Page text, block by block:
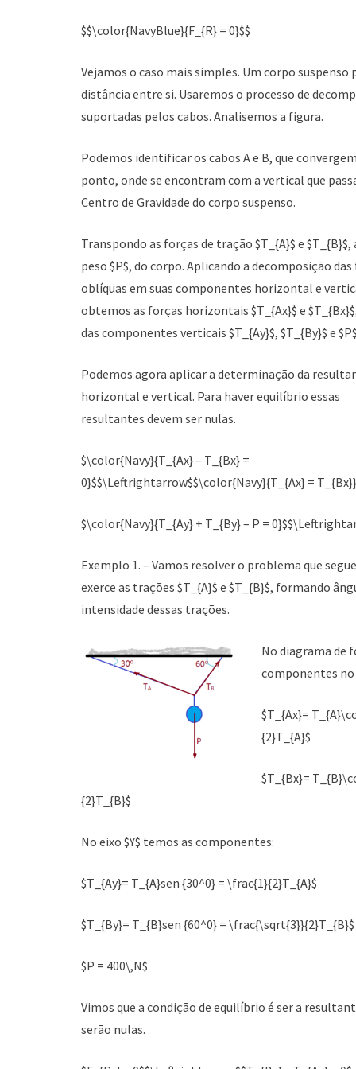
$$\color{NavyBlue}{F_{R} = 0}$$
Vejamos o caso mais simples. Um corpo
distância entre si. Usaremos o processo de
suportadas pelos cabos. Analisemos a figura.
Podemos identificar os cabos A e B, que
ponto, onde se encontram com a vertical que
Centro de Gravidade do corpo suspenso.
Transpondo as forças de tração $T_{A}$ e $T_{B}$,
peso $P$, do corpo. Aplicando a decomposição
oblíquas em suas componentes horizontal e
obtemos as forças horizontais $T_{Ax}$ e
das componentes verticais $T_{Ay}$, $T_{By}$ e
Podemos agora aplicar a determinação da
horizontal e vertical. Para haver equilíbrio essas
resultantes devem ser nulas.
$\color{Navy}{T_{Ax} – T_{Bx} =
0}$$\Leftrightarrow$$\color{Navy}{T_{Ax} =
$\color{Navy}{T_{Ay} + T_{By} – P =
Exemplo 1. – Vamos resolver o problema que
exerce as trações $T_{A}$ e $T_{B}$, formando
intensidade dessas trações.
No diagrama de
componentes no
$T_{Ax}=
{2}T_{A}$
$T_{Bx}=
{2}T_{B}$
No eixo $Y$ temos as componentes:
$T_{Ay}= T_{A}sen {30^0} = \frac{1}{2}T_{A}$
$T_{By}= T_{B}sen {60^0} = \frac{\sqrt{3}}{2}T_{B}$
$P = 400\,N$
Vimos que a condição de equilíbrio é ser a
serão nulas.